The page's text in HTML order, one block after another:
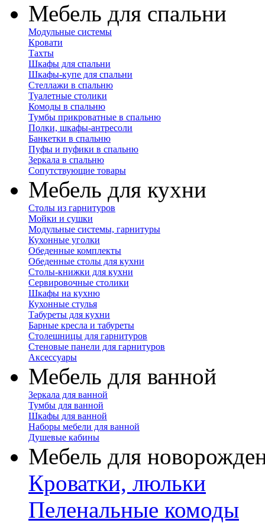
Мебель для спальни
Модульные системы
Кровати
Тахты
Шкафы для спальни
Шкафы-купе для спальни
Стеллажи в спальню
Туалетные столики
Комоды в спальню
Тумбы прикроватные в спальню
Полки, шкафы-антресоли
Банкетки в спальню
Пуфы и пуфики в спальню
Зеркала в спальню
Сопутствующие товары
Мебель для кухни
Столы из гарнитуров
Мойки и сушки
Модульные системы, гарнитуры
Кухонные уголки
Обеденные комплекты
Обеденные столы для кухни
Столы-книжки для кухни
Сервировочные столики
Шкафы на кухню
Кухонные стулья
Табуреты для кухни
Барные кресла и табуреты
Столешницы для гарнитуров
Стеновые панели для гарнитуров
Аксессуары
Мебель для ванной
Зеркала для ванной
Тумбы для ванной
Шкафы для ванной
Наборы мебели для ванной
Душевые кабины
Мебель для
Кроватки, люльки
Пеленальные комоды